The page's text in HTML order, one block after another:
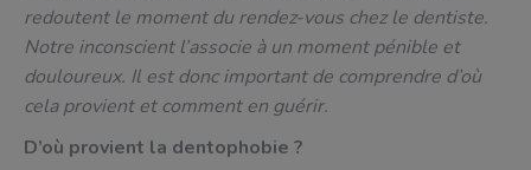
redoutent le moment du rendez-vous chez le dentiste.
Notre inconscient l’associe à un moment pénible et
douloureux. Il est donc important de comprendre d’où
cela provient et comment en guérir.
D’où provient la dentophobie ?